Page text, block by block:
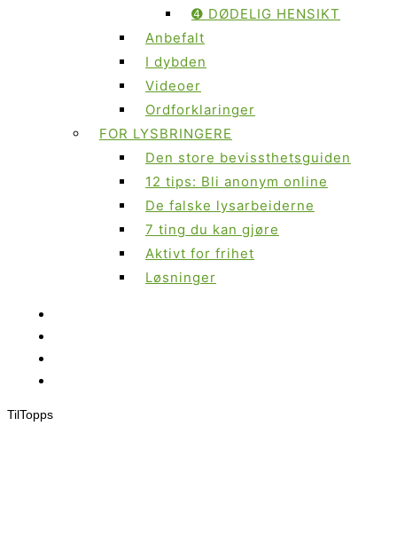
➍ DØDELIG HENSIKT
Anbefalt
I dybden
Videoer
Ordforklaringer
FOR LYSBRINGERE
Den store bevissthetsguiden
12 tips: Bli anonym online
De falske lysarbeiderne
7 ting du kan gjøre
Aktivt for frihet
Løsninger
TilTopps